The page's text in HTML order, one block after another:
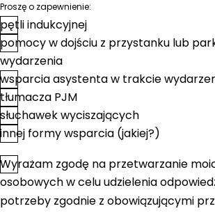
Proszę o zapewnienie:
pętli indukcyjnej
pomocy w dojściu z przystanku lub
wydarzenia
wsparcia asystenta w trakcie
tłumacza PJM
słuchawek wyciszających
innej formy wsparcia (jakiej?)
Zgoda*
Wyrażam zgodę na przetwarzanie
osobowych w celu udzielenia
potrzeby zgodnie z obowiązującymi